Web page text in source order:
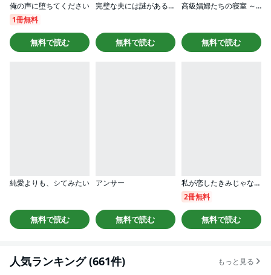
俺の声に堕ちてください
1冊無料
無料で読む
完璧な夫には謎がある～レス4年目の事情～
無料で読む
高級娼婦たちの寝室 ～闇聖母スカウトキャラバン～（分冊版）
無料で読む
純愛よりも、シてみたい
無料で読む
アンサー
無料で読む
私が恋したきみじゃない（分冊版）
2冊無料
無料で読む
人気ランキング (661件) もっと見る